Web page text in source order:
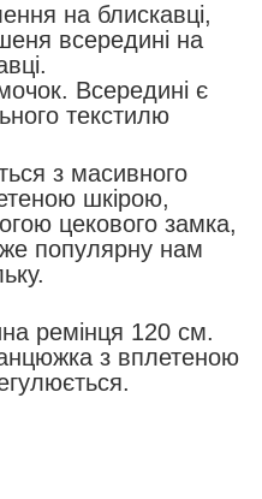
на блискавці,
всередині на
Всередині є
текстилю
з масивного
шкірою,
цекового замка,
популярну нам
ремінця 120 см.
з вплетеною